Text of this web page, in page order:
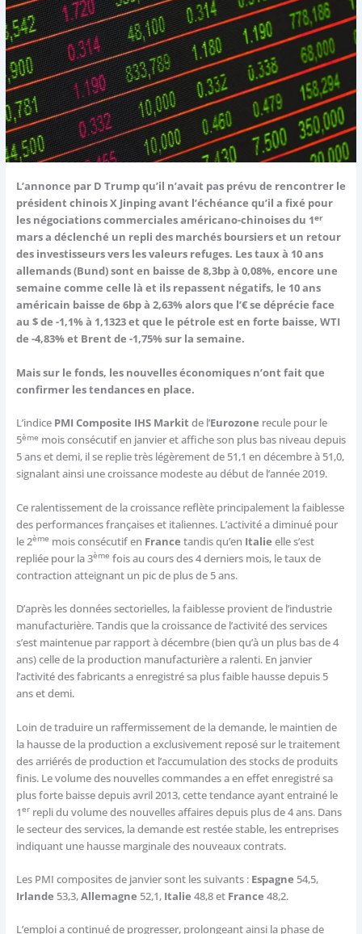
L’annonce par D Trump qu’il n’avait pas prévu de rencontrer le
président chinois X Jinping avant l’échéance qu’il a fixé pour
les négociations commerciales américano-chinoises du 1er
mars a déclenché un repli des marchés boursiers et un retour
des investisseurs vers les valeurs refuges. Les taux à 10 ans
allemands (Bund) sont en baisse de 8,3bp à 0,08%, encore une
semaine comme celle là et ils repassent négatifs, le 10 ans
américain baisse de 6bp à 2,63% alors que l’€ se déprécie face
au $ de -1,1% à 1,1323 et que le pétrole est en forte baisse, WTI
de -4,83% et Brent de -1,75% sur la semaine.
Mais sur le fonds, les nouvelles économiques n’ont fait que
confirmer les tendances en place.
L’indice PMI Composite IHS Markit de l’Eurozone recule pour le
5ème mois consécutif en janvier et affiche son plus bas niveau depuis
5 ans et demi, il se replie très légèrement de 51,1 en décembre à 51,0,
signalant ainsi une croissance modeste au début de l’année 2019.
Ce ralentissement de la croissance reflète principalement la faiblesse
des performances françaises et italiennes. L’activité a diminué pour
le 2ème mois consécutif en France tandis qu’en Italie elle s’est
repliée pour la 3ème fois au cours des 4 derniers mois, le taux de
contraction atteignant un pic de plus de 5 ans.
D’après les données sectorielles, la faiblesse provient de l’industrie
manufacturière. Tandis que la croissance de l’activité des services
s’est maintenue par rapport à décembre (bien qu’à un plus bas de 4
ans) celle de la production manufacturière a ralenti. En janvier
l’activité des fabricants a enregistré sa plus faible hausse depuis 5
ans et demi.
Loin de traduire un raffermissement de la demande, le maintien de
la hausse de la production a exclusivement reposé sur le traitement
des arriérés de production et l’accumulation des stocks de produits
finis. Le volume des nouvelles commandes a en effet enregistré sa
plus forte baisse depuis avril 2013, cette tendance ayant entrainé le
1errepli du volume des nouvelles affaires depuis plus de 4 ans. Dans
le secteur des services, la demande est restée stable, les entreprises
indiquant une hausse marginale des nouveaux contrats.
Les PMI composites de janvier sont les suivants : Espagne 54,5,
Irlande 53,3,Allemagne 52,1, Italie 48,8 et France 48,2.
L’emploi a continué de progresser, prolongeant ainsi la phase de